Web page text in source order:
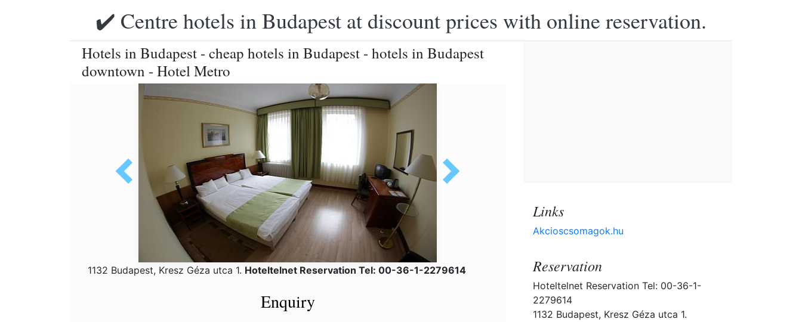
✔️ Centre hotels in Budapest at discount prices with online reservation.
Hotels in Budapest - cheap hotels in Budapest - hotels in Budapest
downtown - Hotel Metro
1132 Budapest, Kresz Géza utca 1. Hoteltelnet Reservation Tel: 00-36-1-2279614
Enquiry
Links
Akcioscsomagok.hu
Reservation
Hoteltelnet Reservation Tel: 00-36-1-
2279614
1132 Budapest, Kresz Géza utca 1.